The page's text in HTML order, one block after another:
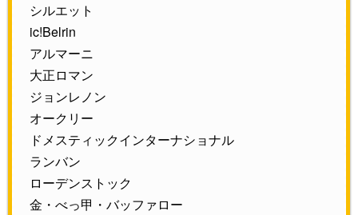
シルエット
ic!Belrin
アルマーニ
大正ロマン
ジョンレノン
オークリー
ドメスティックインターナショナル
ランバン
ローデンストック
金・べっ甲・バッファロー